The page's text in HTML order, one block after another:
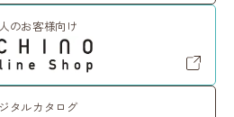
のお客様向け
タルカタログ